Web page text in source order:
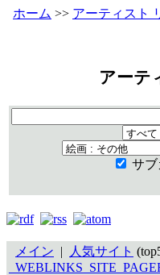
ホーム >> アーティスト
アーテ
サブ
メイン | 人気サイト